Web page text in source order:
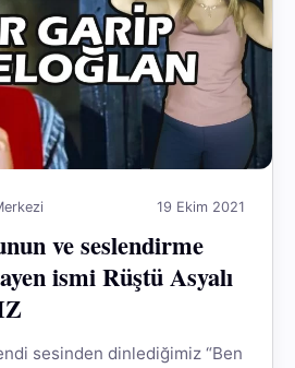
19 Ekim 2021
ve seslendirme
ismi Rüştü Asyalı
sesinden dinlediğimiz “Ben